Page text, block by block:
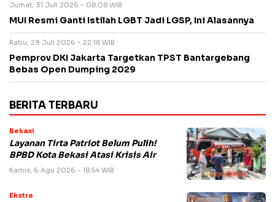
Jumat, 31 Juli 2026 - 08:08 WIB
MUI Resmi Ganti Istilah LGBT Jadi LGSP, Ini Alasannya
Rabu, 29 Juli 2026 - 22:18 WIB
Pemprov DKI Jakarta Targetkan TPST Bantargebang
Bebas Open Dumping 2029
BERITA TERBARU
Bekasi
Layanan Tirta Patriot Belum Pulih!
BPBD Kota Bekasi Atasi Krisis Air
Kamis, 6 Agu 2026 - 18:54 WIB
Ekstra